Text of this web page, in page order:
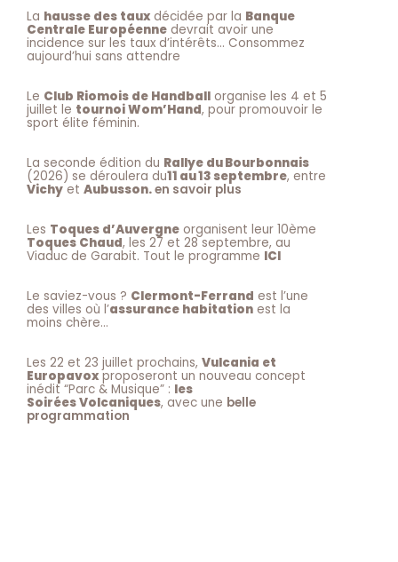
La hausse des taux décidée par la Banque
Centrale Européenne devrait avoir une
incidence sur les taux d’intérêts… Consommez
aujourd’hui sans attendre
Le Club Riomois de Handball organise les 4 et 5
juillet le tournoi Wom’Hand, pour promouvoir le
sport élite féminin.
La seconde édition du Rallye du Bourbonnais
(2026) se déroulera du11 au 13 septembre, entre
Vichy et Aubusson.en savoir plus
Les Toques d’Auvergne organisent leur 10ème
Toques Chaud, les 27 et 28 septembre, au
Viaduc de Garabit. Tout le programme ICI
Le saviez-vous ? Clermont-Ferrand est l’une
des villes où l’assurance habitation est la
moins chère…
Les 22 et 23 juillet prochains, Vulcania et
Europavoxproposeront un nouveau concept
inédit “Parc & Musique” : les
Soirées Volcaniques, avec une belle
programmation